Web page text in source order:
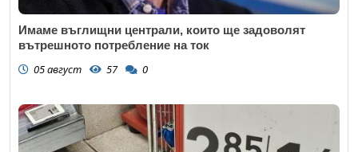
Имаме въглищни централи, които ще задоволят
вътрешното потребление на ток
05 август 57 0